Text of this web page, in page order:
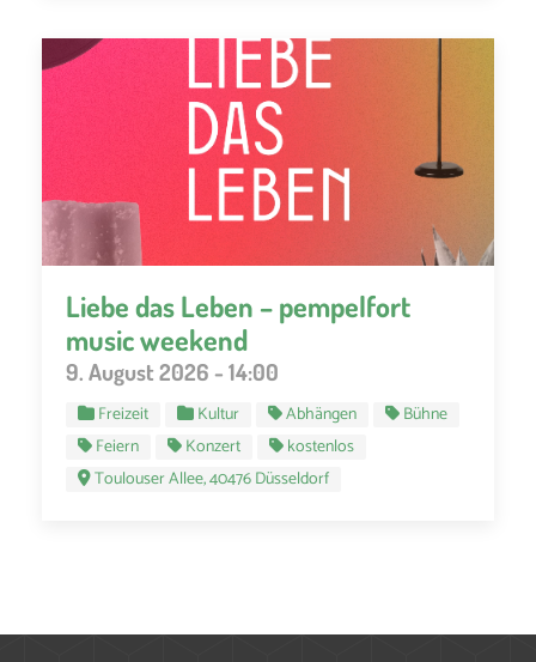
Liebe das Leben – pempelfort
music weekend
9. August 2026 - 14:00
Freizeit Kultur Abhängen
Bühne
Feiern
Konzert
kostenlos
Toulouser Allee, 40476 Düsseldorf